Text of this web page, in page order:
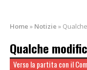
Home » Notizie »
Qualche
Verso la partita con il